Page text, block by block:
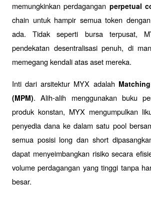
memungkinkan perdagangan perpetual
chain untuk hampir semua token
ada. Tidak seperti bursa terpusat,
pendekatan desentralisasi penuh, di
memegang kendali atas aset mereka.
Inti dari arsitektur MYX adalah
(MPM). Alih-alih menggunakan buku
produk konstan, MYX mengumpulkan
penyedia dana ke dalam satu pool
semua posisi long dan short
dapat menyeimbangkan risiko secara
volume perdagangan yang tinggi tanpa
besar.